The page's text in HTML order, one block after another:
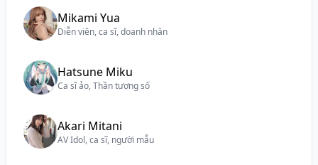
Mikami Yua
Diễn viên, ca sĩ, doanh nhân
Hatsune Miku
Ca sĩ ảo, Thần tượng số
Akari Mitani
AV Idol, ca sĩ, người mẫu